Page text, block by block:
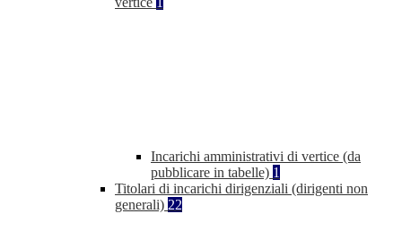
Incarichi amministrativi di vertice (da
pubblicare in tabelle) 1
Titolari di incarichi dirigenziali (dirigenti non
generali) 22